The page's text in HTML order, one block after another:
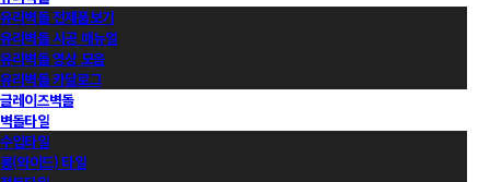
유리벽돌 전제품보기
유리벽돌 시공 매뉴얼
유리벽돌 영상 모음
유리벽돌 카달로그
글레이즈벽돌
벽돌타일
수입타일
롱(와이드) 타일